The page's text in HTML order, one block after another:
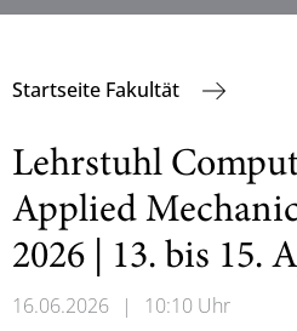
Startseite Fakultät
Lehrstuhl
Applied
2026 | 13. bis 15.
16.06.2026 | 10:10 Uhr